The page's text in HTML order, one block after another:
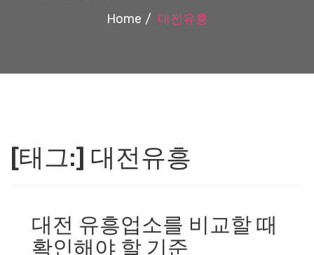
Home 대전유흥
[태그:] 대전유흥
대전 유흥업소를 비교할 때
확인해야 할 기준